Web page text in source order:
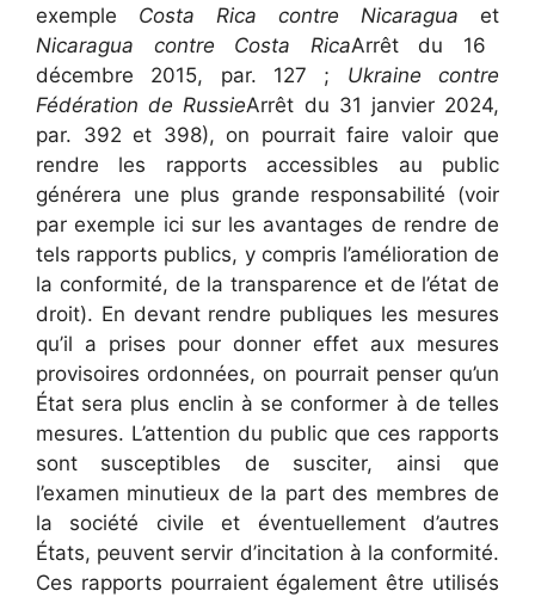
exemple Costa Rica contre Nicaragua et
Nicaragua contre Costa RicaArrêt du 16
décembre 2015, par. 127 ; Ukraine contre
Fédération de RussieArrêt du 31 janvier 2024,
par. 392 et 398), on pourrait faire valoir que
rendre les rapports accessibles au public
générera une plus grande responsabilité (voir
par exemple ici sur les avantages de rendre de
tels rapports publics, y compris l’amélioration de
la conformité, de la transparence et de l’état de
droit). En devant rendre publiques les mesures
qu’il a prises pour donner effet aux mesures
provisoires ordonnées, on pourrait penser qu’un
État sera plus enclin à se conformer à de telles
mesures. L’attention du public que ces rapports
sont susceptibles de susciter, ainsi que
l’examen minutieux de la part des membres de
la société civile et éventuellement d’autres
États, peuvent servir d’incitation à la conformité.
Ces rapports pourraient également être utilisés